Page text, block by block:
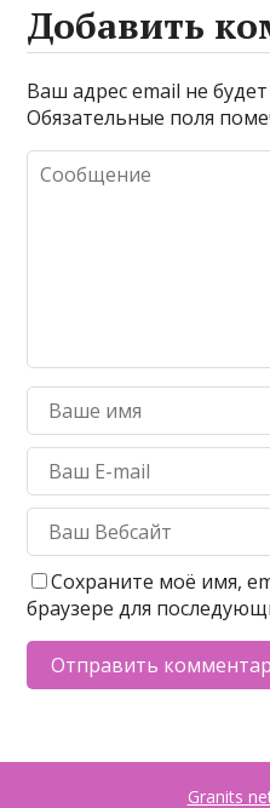
Добавить
Ваш адрес email не
Обязательные поля
Сохраните моё имя,
браузере для
Granits